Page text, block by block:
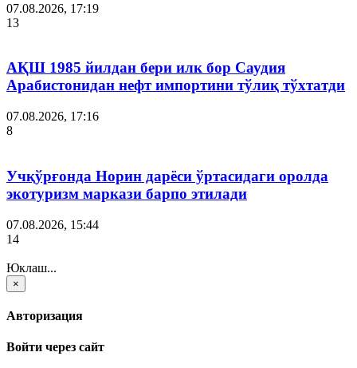
07.08.2026, 17:19
13
АҚШ 1985 йилдан бери илк бор Саудия
Арабистонидан нефт импортини тўлиқ тўхтатди
07.08.2026, 17:16
8
Учқўрғонда Норин дарёси ўртасидаги оролда
экотуризм маркази барпо этилади
07.08.2026, 15:44
14
Юклаш...
×
Авторизация
Войти через сайт